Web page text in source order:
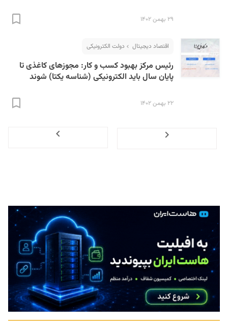
۲۹ بهمن ۱۴۰۲
اقتصاد دیجیتال دولت الکترونیکی
رئیس مرکز بهبود کسب و کار: مجوز‌های کاغذی تا
پایان سال باید الکترونیکی (شناسه یکتا) شوند
۲۲ بهمن ۱۴۰۲